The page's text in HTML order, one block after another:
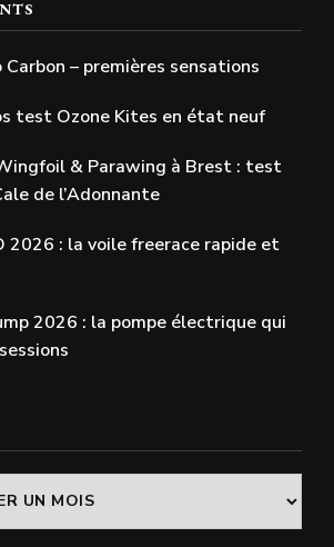
– premières sensations
test Ozone Kites en état neuf
& Parawing à Brest : test
de l’Adonnante
2026 : la voile freerace rapide et
2026 : la pompe électrique qui